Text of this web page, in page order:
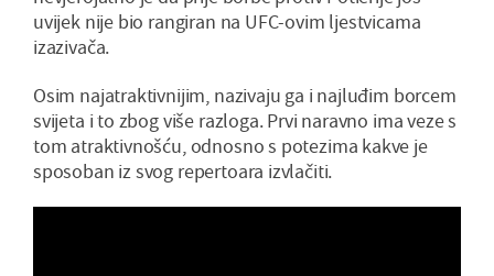
uvijek nije bio rangiran na UFC-ovim ljestvicama
izazivača.
Osim najatraktivnijim, nazivaju ga i najluđim borcem
svijeta i to zbog više razloga. Prvi naravno ima veze s
tom atraktivnošću, odnosno s potezima kakve je
sposoban iz svog repertoara izvlačiti.